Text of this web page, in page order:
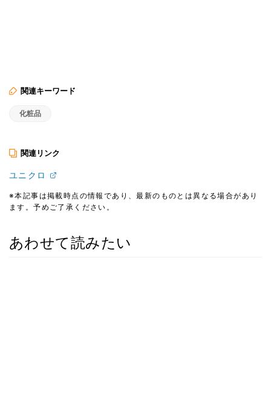
関連キーワード
化粧品
関連リンク
ユニクロ
※本記事は掲載時点の情報であり、最新のものとは異なる場合があり
ます。予めご了承ください。
あわせて読みたい